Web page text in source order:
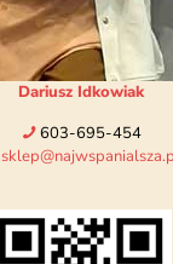
Dariusz Idkowiak
603-695-454